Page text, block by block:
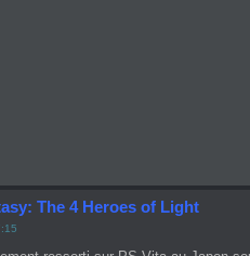
The 4 Heroes of Light